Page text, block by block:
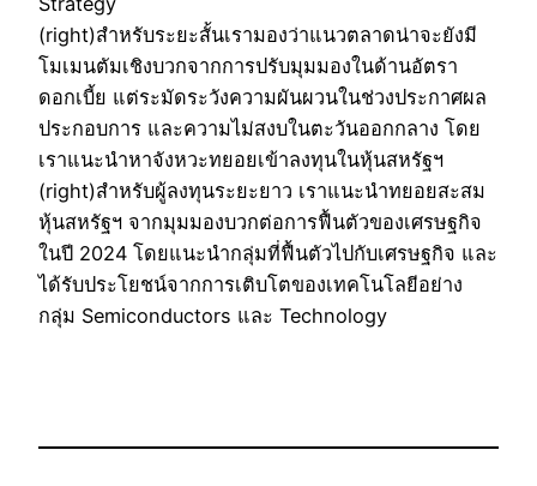
(right)สำหรับระยะสั้นเรามองว่าแนวตลาดน่าจะยังมี
โมเมนตัมเชิงบวกจากการปรับมุมมองในด้านอัตรา
ดอกเบี้ย แต่ระมัดระวังความผันผวนในช่วงประกาศผล
ประกอบการ และความไม่สงบในตะวันออกกลาง โดย
เราแนะนำหาจังหวะทยอยเข้าลงทุนในหุ้นสหรัฐฯ
(right)สำหรับผู้ลงทุนระยะยาว เราแนะนำทยอยสะสม
หุ้นสหรัฐฯ จากมุมมองบวกต่อการฟื้นตัวของเศรษฐกิจ
ในปี 2024 โดยแนะนำกลุ่มที่ฟื้นตัวไปกับเศรษฐกิจ และ
ได้รับประโยชน์จากการเติบโตของเทคโนโลยีอย่าง
กลุ่ม Semiconductors และ Technology